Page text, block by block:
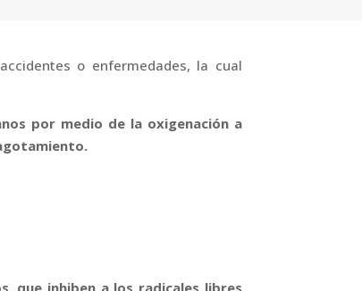
o enfermedades, la cual
por medio de la oxigenación a